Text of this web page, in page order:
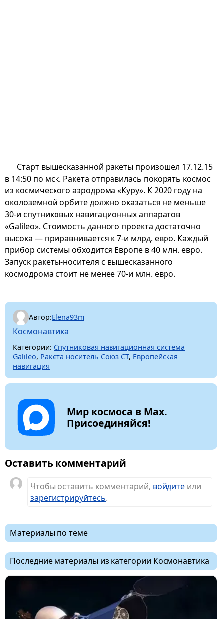
Старт вышесказанной ракеты произошел 17.12.15
в 14:50 по мск. Ракета отправилась покорять космос
из космического аэродрома «Куру». К 2020 году на
околоземной орбите должно оказаться не меньше
30-и спутниковых навигационных аппаратов
«Galileo». Стоимость данного проекта достаточно
высока — приравнивается к 7-и млрд. евро. Каждый
прибор системы обходится Европе в 40 млн. евро.
Запуск ракеты-носителя с вышесказанного
космодрома стоит не менее 70-и млн. евро.
Автор:Elena93m
Космонавтика
Категории: Спутниковая навигационная система
Galileo, Ракета носитель Союз СТ, Европейская
навигация
Мир космоса в Max.
Присоединяйся!
Оставить комментарий
Чтобы оставить комментарий, войдите или
зарегистрируйтесь.
Материалы по теме
Последние материалы из категории Космонавтика